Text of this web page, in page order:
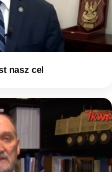
nasz cel